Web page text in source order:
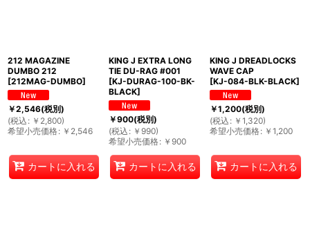
212 MAGAZINE
DUMBO 212
[212MAG-DUMBO]
￥2,546(税別)
(税込 : ￥ 2,800)
希望小売価格: ￥ 2,546
カートに入れる
KING J EXTRA LONG
TIE DU-RAG #001
[KJ-DURAG-100-BK-
BLACK]
￥900(税別)
(税込 : ￥ 990)
希望小売価格: ￥ 900
カートに入れる
KING J DREADLOCKS
WAVE CAP
[KJ-084-BLK-BLACK]
￥1,200(税別)
(税込 : ￥ 1,320)
希望小売価格: ￥ 1,200
カートに入れる